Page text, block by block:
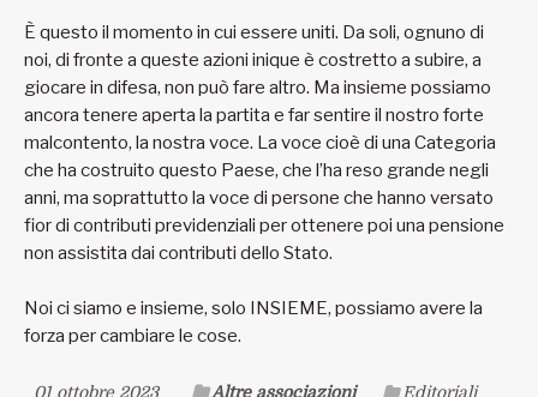
È questo il momento in cui essere uniti. Da soli, ognuno di
noi, di fronte a queste azioni inique è costretto a subire, a
giocare in difesa, non può fare altro. Ma insieme possiamo
ancora tenere aperta la partita e far sentire il nostro forte
malcontento, la nostra voce. La voce cioè di una Categoria
che ha costruito questo Paese, che l’ha reso grande negli
anni, ma soprattutto la voce di persone che hanno versato
fior di contributi previdenziali per ottenere poi una pensione
non assistita dai contributi dello Stato.
Noi ci siamo e insieme, solo INSIEME, possiamo avere la
forza per cambiare le cose.
01 ottobre 2023 Altre associazioni Editoriali